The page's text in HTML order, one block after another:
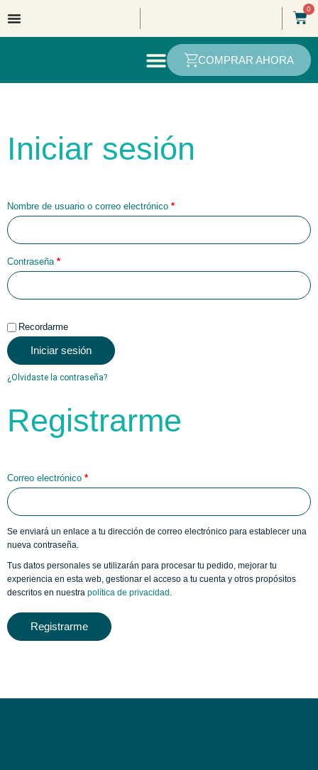
0
COMPRAR AHORA
Iniciar sesión
Nombre de usuario o correo electrónico *
Contraseña *
Recordarme
Iniciar sesión
¿Olvidaste la contraseña?
Registrarme
Correo electrónico *
Se enviará un enlace a tu dirección de correo electrónico para establecer una
nueva contraseña.
Tus datos personales se utilizarán para procesar tu pedido, mejorar tu
experiencia en esta web, gestionar el acceso a tu cuenta y otros propósitos
descritos en nuestra política de privacidad .
Registrarme